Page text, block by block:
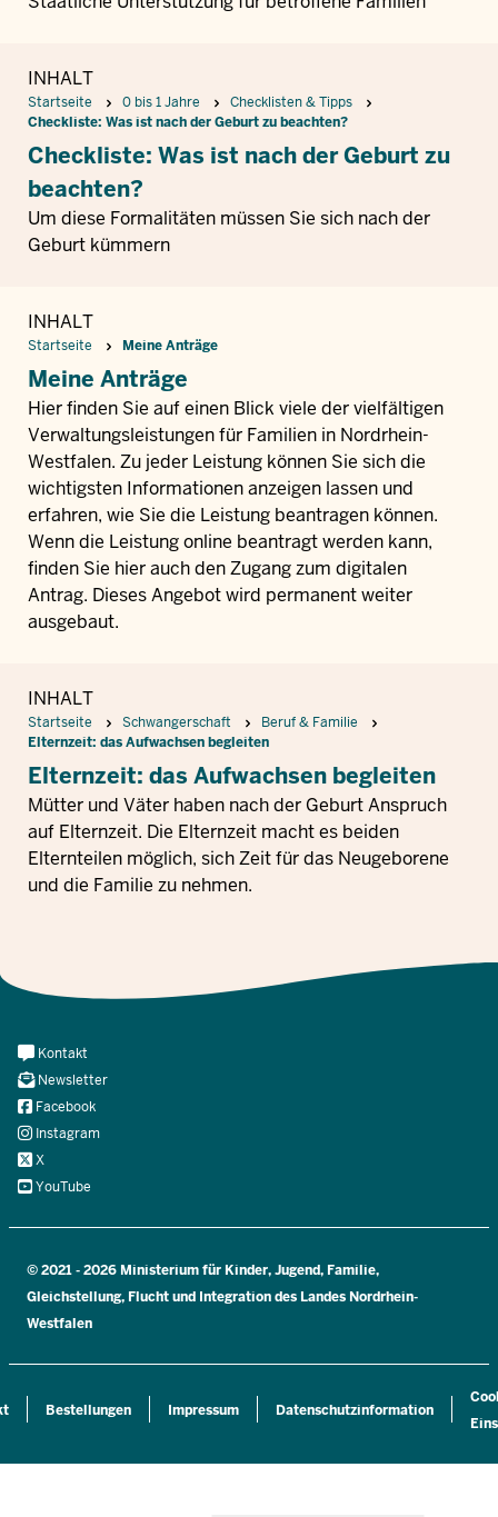
INHALT
Startseite 0 bis 1 Jahre
Checklisten & Tipps
Checkliste: Was ist nach der Geburt zu beachten?
Checkliste: Was ist nach der Geburt zu
beachten?
Um diese Formalitäten müssen Sie sich nach der
Geburt kümmern
INHALT
Pfadnavigation
Startseite Meine Anträge
Meine Anträge
Hier finden Sie auf einen Blick viele der vielfältigen
Verwaltungsleistungen für Familien in Nordrhein-
Westfalen. Zu jeder Leistung können Sie sich die
wichtigsten Informationen anzeigen lassen und
erfahren, wie Sie die Leistung beantragen können.
Wenn die Leistung online beantragt werden kann,
finden Sie hier auch den Zugang zum digitalen
Antrag. Dieses Angebot wird permanent weiter
ausgebaut.
INHALT
Pfadnavigation
Startseite Schwangerschaft
Beruf & Familie
Elternzeit: das Aufwachsen begleiten
Elternzeit: das Aufwachsen begleiten
Mütter und Väter haben nach der Geburt Anspruch
auf Elternzeit. Die Elternzeit macht es beiden
Elternteilen möglich, sich Zeit für das Neugeborene
und die Familie zu nehmen.
Bestellungen Impressum Datenschutzinformation
Meta
Navi
Social
Kontakt
Newsletter
Facebook
Instagram
X
YouTube
© 2021 - 2026 Ministerium für Kinder, Jugend, Familie,
Gleichstellung, Flucht und Integration des Landes Nordrhein-
Westfalen